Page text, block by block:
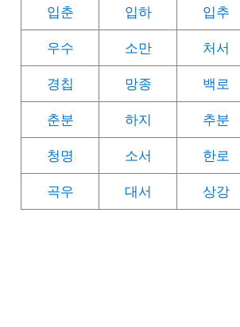
입춘 입하 입추
우수 소만 처서
경칩 망종 백로
춘분 하지 추분
청명 소서 한로
곡우 대서 상강